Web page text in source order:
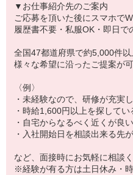
▼お仕事紹介先のご案内
ご応募を頂いた後にスマホで
履歴書不要・私服OK・即日で
全国47都道府県で約5,000件以
様々な希望に沿ったご提案が可
〈例〉
・未経験なので、研修が充実
・時給1,600円以上を探してい
・自宅からなるべく近くが良い
・入社開始日を相談出来る先
など、面接時にお気軽に相談
※経験が有る方は土日休み・